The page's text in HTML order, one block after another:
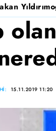
15.11.2019 11:20